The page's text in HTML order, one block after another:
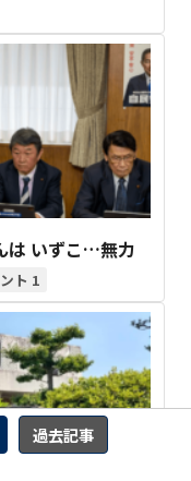
過去記事
は いずこ…無力
1